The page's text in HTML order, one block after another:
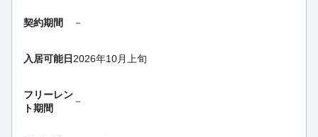
契約期間 －
入居可能日 2026年10月上旬
フリーレン
ト期間
－